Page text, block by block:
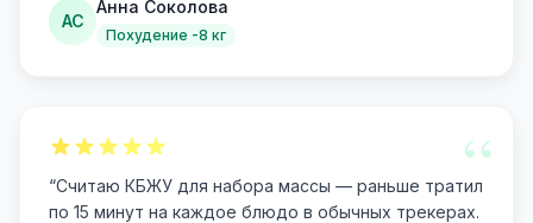
АС
Анна Соколова
Похудение -8 кг
“
“Считаю КБЖУ для набора массы — раньше тратил
по 15 минут на каждое блюдо в обычных трекерах.